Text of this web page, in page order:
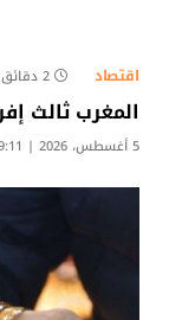
اقتصاد 2 دقائق
المغرب ثالث
5 أغسطس، 2026 | 19:11